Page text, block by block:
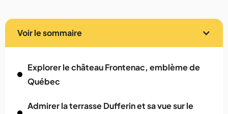
Voir le sommaire
Explorer le château Frontenac, emblème de
Québec
Admirer la terrasse Dufferin et sa vue sur le